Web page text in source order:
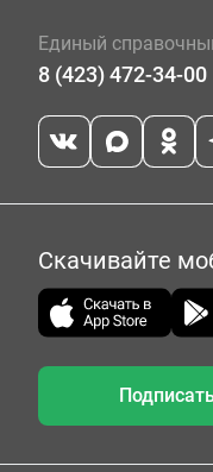
Единый
8 (423) 472-34-00
Скачивайте